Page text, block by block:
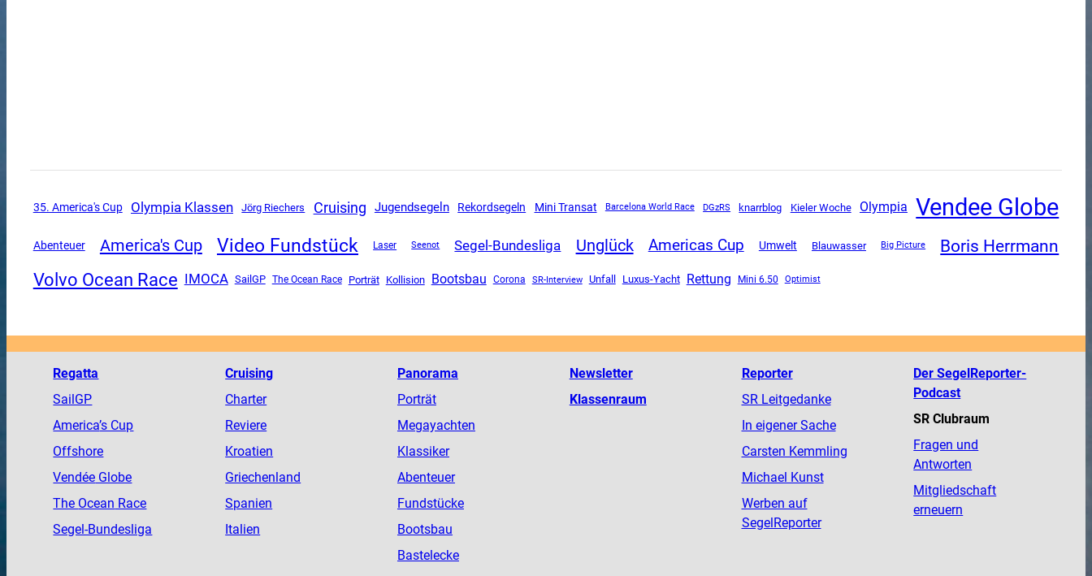
35. America's Cup Olympia Klassen Jörg Riechers Cruising Jugendsegeln Rekordsegeln Mini Transat Barcelona World Race DGzRS knarrblog Kieler Woche Olympia Vendee Globe
Abenteuer America's Cup Video Fundstück Laser Seenot Segel-Bundesliga Unglück Americas Cup Umwelt Blauwasser Big Picture Boris Herrmann
Volvo Ocean Race IMOCA SailGP The Ocean Race Porträt Kollision Bootsbau Corona SR-Interview Unfall Luxus-Yacht Rettung Mini 6.50 Optimist
Regatta
SailGP
America’s Cup
Offshore
Vendée Globe
The Ocean Race
Segel-Bundesliga
Cruising
Charter
Reviere
Kroatien
Griechenland
Spanien
Italien
Panorama
Porträt
Megayachten
Klassiker
Abenteuer
Fundstücke
Bootsbau
Bastelecke
Newsletter
Klassenraum
Reporter
SR Leitgedanke
In eigener Sache
Carsten Kemmling
Michael Kunst
Werben auf
SegelReporter
Der SegelReporter-
Podcast
SR Clubraum
Fragen und
Antworten
Mitgliedschaft
erneuern